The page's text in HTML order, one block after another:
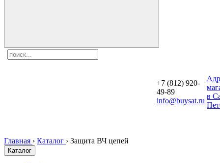
+7 (812) 920-
49-89
info@buysat.ru
в
Главная › Каталог › Защита ВЧ цепей
Каталог